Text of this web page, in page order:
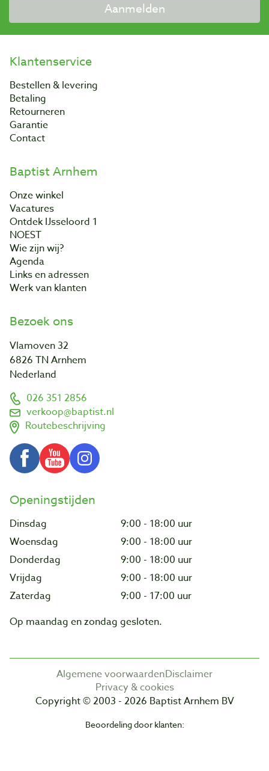
Aanmelden
Klantenservice
Bestellen & levering
Betaling
Retourneren
Garantie
Contact
Baptist Arnhem
Onze winkel
Vacatures
Ontdek IJsseloord 1
NOEST
Wie zijn wij?
Agenda
Links en adressen
Werk van klanten
Bezoek ons
Vlamoven 32
6826 TN Arnhem
Nederland
026 351 2856
verkoop@baptist.nl
Routebeschrijving
Openingstijden
Dinsdag
9:00 - 18:00 uur
Woensdag
9:00 - 18:00 uur
Donderdag
9:00 - 18:00 uur
Vrijdag
9:00 - 18:00 uur
Zaterdag
9:00 - 17:00 uur
Op maandag en zondag gesloten.
Algemene voorwaardenDisclaimer
Privacy & cookies
Copyright © 2003 - 2026 Baptist Arnhem BV
Beoordeling door klanten: